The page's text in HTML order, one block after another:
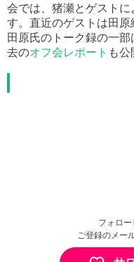
会では、猪瀬とゲストに
す。直近のゲストは田
田原氏のトーク録の一部
去のオフ会レポート も公
フォロー
ご登録のメー